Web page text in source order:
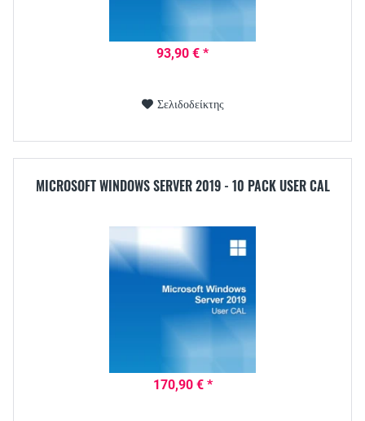
93,90 € *
Σελιδοδείκτης
MICROSOFT WINDOWS SERVER 2019 - 10 PACK USER CAL
170,90 € *